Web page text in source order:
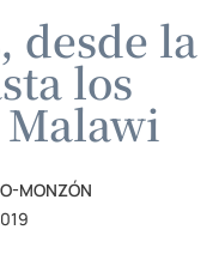
desde la
los
Malawi
MONZÓN